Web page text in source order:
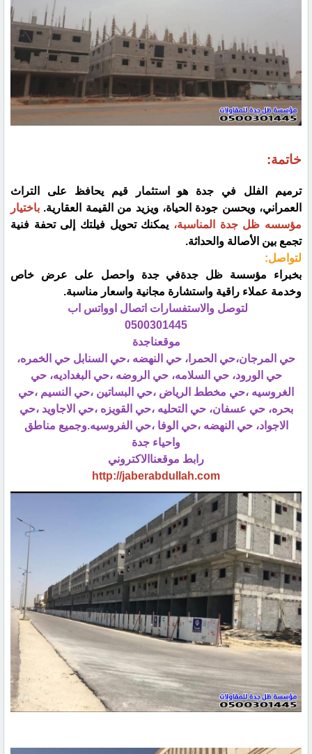
خاتمة:
ترميم الفلل في جدة هو استثمار قيم يحافظ على التراث
العمراني، ويحسن جودة الحياة، ويزيد من القيمة العقارية. باختيار
مؤسسه ظل جدة المناسبة، يمكنك تحويل فيلتك إلى تحفة فنية
تجمع بين الأصالة والحداثة.
لتواصل:
بخبراء مؤسسة ظل جدةفي جدة واحصل على عرض خاص
وخدمة عملاء راقية واستشارة مجانية واسعار مناسبة.
لتوصل والاستفسارات اتصال اوواتس اب
0500301445
موقعناجدة
حي المرجان،حي الحمرا، حي النهضه ،حي السنابل حي الخمره،
حي الورود، حي السلامه، حي الروضه ،حي البغداديه، حي
الغروسيه ،حي مخطط الرياض ،حي البساتين ،حي النسيم ،حي
بحره، حي عسفان، حي التحليه ،حي القويزه ،حي الاجاويد ،حي
الاجواد، حي النهضه ،حي الوفا ،حي الفروسيه.وجميع مناطق
واحياء جدة
رابط موقعناالاكتروني
http://jaberabdullah.com